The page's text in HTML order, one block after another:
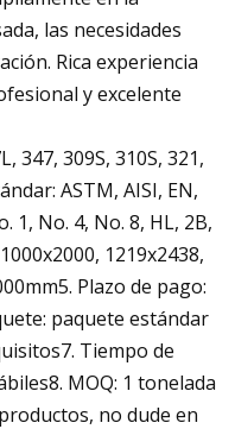
las necesidades
Rica experiencia
y excelente
347, 309S, 310S, 321,
ASTM, AISI, EN,
1, No. 4, No. 8, HL, 2B,
1219x2438,
Plazo de pago:
paquete estándar
Tiempo de
MOQ: 1 tonelada
no dude en